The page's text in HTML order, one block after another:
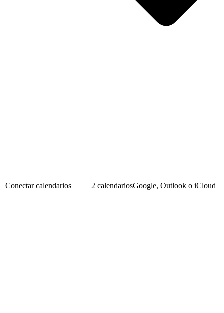
Conectar calendarios 2 calendariosGoogle, Outlook o iCloud